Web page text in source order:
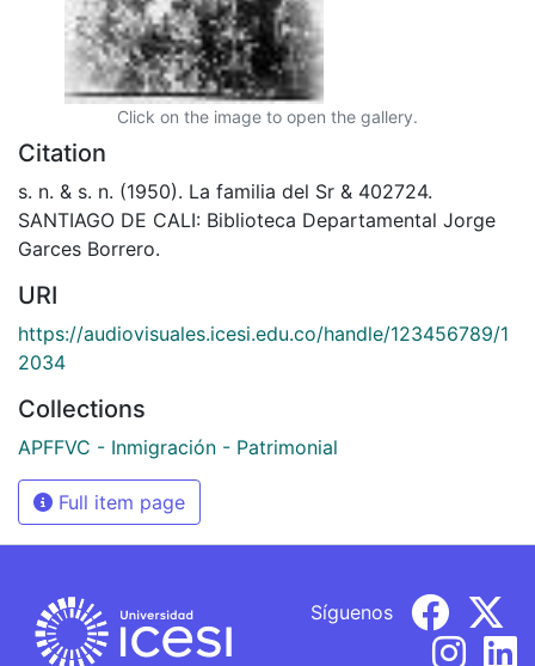
Click on the image to open the gallery.
Citation
s. n. & s. n. (1950). La familia del Sr & 402724.
SANTIAGO DE CALI: Biblioteca Departamental Jorge
Garces Borrero.
URI
https://audiovisuales.icesi.edu.co/handle/123456789/1
2034
Collections
APFFVC - Inmigración - Patrimonial
Full item page
Síguenos